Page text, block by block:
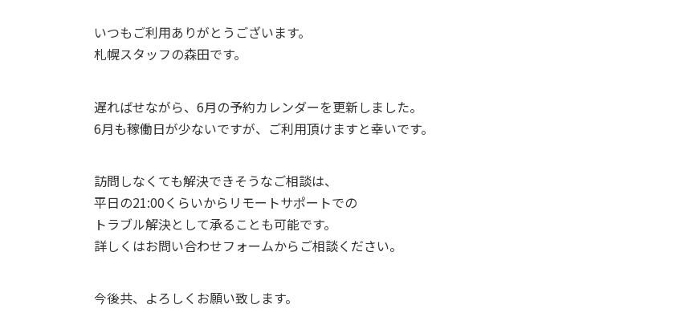
いつもご利用ありがとうございます。
札幌スタッフの森田です。
遅ればせながら、6月の予約カレンダーを更新しました。
6月も稼働日が少ないですが、ご利用頂けますと幸いです。
訪問しなくても解決できそうなご相談は、
平日の21:00くらいからリモートサポートでの
トラブル解決として承ることも可能です。
詳しくはお問い合わせフォームからご相談ください。
今後共、よろしくお願い致します。